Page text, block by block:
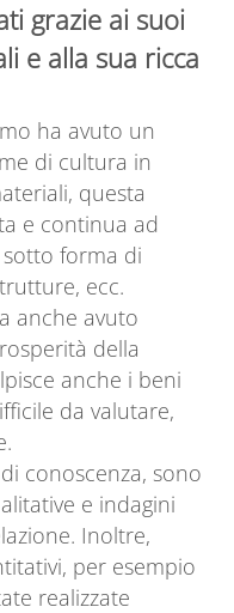
grazie ai suoi
e alla sua ricca
ha avuto un
di cultura in
questa
e continua ad
forma di
ecc.
anche avuto
della
anche i beni
da valutare,
conoscenza, sono
e indagini
Inoltre,
per esempio
realizzate